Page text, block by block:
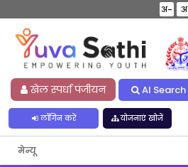
अ- अ
खेल स्पर्धा पंजीयन AI Search
लॉगिन करें योजनाएं खोजें
मेन्यू